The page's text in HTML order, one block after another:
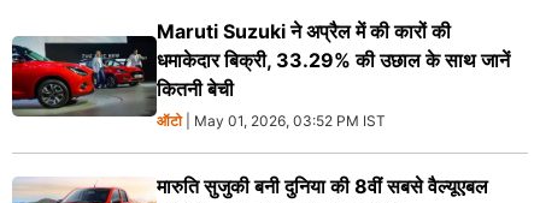
Maruti Suzuki ने अप्रैल में की कारों की
धमाकेदार बिक्री, 33.29% की उछाल के साथ जानें
कितनी बेची
ऑटो| May 01, 2026, 03:52 PM IST
मारुति सुजुकी बनी दुनिया की 8वीं सबसे वैल्यूएबल